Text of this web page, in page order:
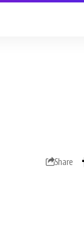
Share